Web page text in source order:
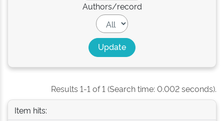
Authors/record
Results 1-1 of 1 (Search time: 0.002 seconds).
Item hits: